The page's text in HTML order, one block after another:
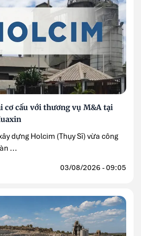
cơ cấu với thương vụ M&A tại
dựng Holcim (Thụy Sĩ) vừa công
...
03/08/2026 - 09:05